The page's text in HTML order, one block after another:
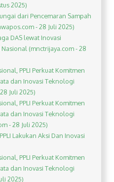
2025)
dari Pencemaran Sampah
- 28 Juli 2025)
DAS lewat Inovasi
(mnctrijaya.com - 28
PPLI Perkuat Komitmen
dan Inovasi Teknologi
Juli 2025)
PPLI Perkuat Komitmen
dan Inovasi Teknologi
- 28 Juli 2025)
Lakukan Aksi Dan Inovasi
PPLI Perkuat Komitmen
dan Inovasi Teknologi
2025)